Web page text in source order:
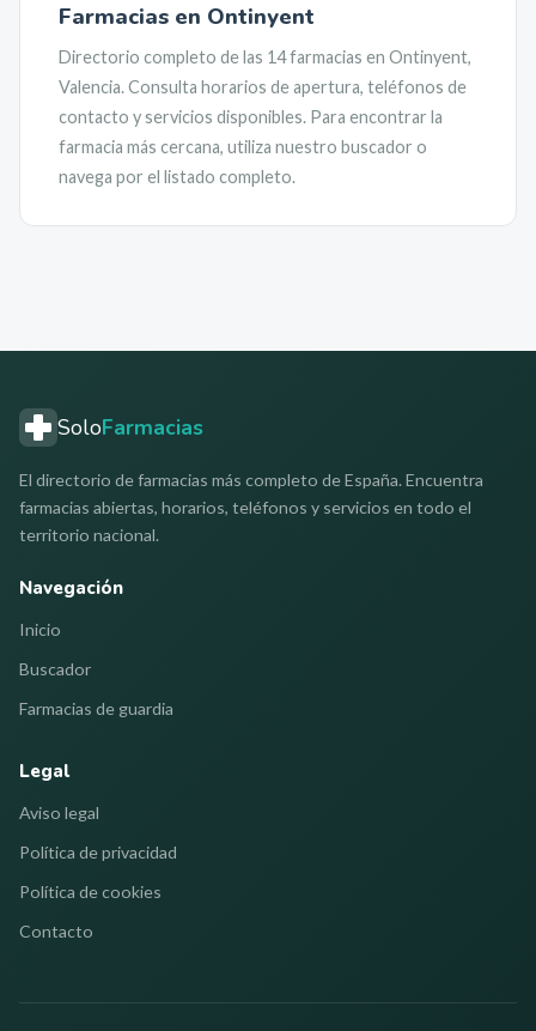
Farmacias en Ontinyent
Directorio completo de las 14farmacias en Ontinyent,
Valencia. Consulta horarios de apertura, teléfonos de
contacto y servicios disponibles. Para encontrar la
farmacia más cercana, utiliza nuestro buscador o
navega por el listado completo.
SoloFarmacias
El directorio de farmacias más completo de España. Encuentra
farmacias abiertas, horarios, teléfonos y servicios en todo el
territorio nacional.
Navegación
Inicio
Buscador
Farmacias de guardia
Legal
Aviso legal
Política de privacidad
Política de cookies
Contacto